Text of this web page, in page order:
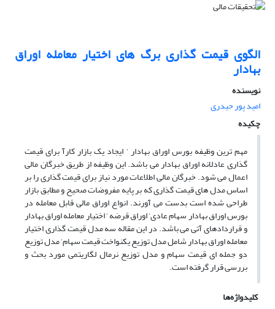
الگوی قیمت گذاری برگ های اختیار معامله اوراق
بهادار
نویسنده
امید پور حیدری
چکیده
مهم ترین وظیفه بورس اوراق بهادار ‘ ایجاد یک بازار کارآ برای قیمت
گذاری عادلانه اوراق بهادار می باشد. این وظیفه از طریق خبرگان مالی
اعمال می شود. خبرگان مالی اطلاعات مورد نیاز برای قیمت گذاری را بر
اساس مدل های قیمت گذاری که بر پایه مفروضات صحیح و مطابق بازار
طراحی شده است بدست می آورند. انواع اوراق مالی قابل معامله در
بورس اوراق بهادار سهام عادی‘ اوراق قرضه ‘ اختیار معامله اوراق بهادار
و قراردادهای آتی می باشد. در این مقاله سه مدل قیمت گذاری اختیار
معامله اوراق بهادار شامل مدل توزیع یکنواخت قیمت سهام‘ مدل توزیع
دو جمله ای قیمت سهام و مدل توزیع نرمال لگاریتمی مورد بحث و
بررسی قرار گرفته است.
کلیدواژه‌ها